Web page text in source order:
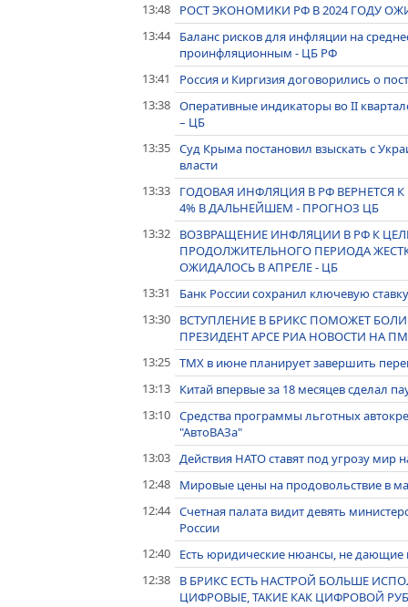
13:48
РОСТ ЭКОНОМИКИ РФ В 2024 ГОДУ
13:44
Баланс рисков для инфляции на
проинфляционным - ЦБ РФ
13:41
Россия и Киргизия договорились о
13:38 Оперативные индикаторы во II
– ЦБ
13:35 Суд Крыма постановил взыскать с
власти
13:33
ГОДОВАЯ ИНФЛЯЦИЯ В РФ ВЕРНЕТСЯ
4% В ДАЛЬНЕЙШЕМ - ПРОГНОЗ ЦБ
13:32
ВОЗВРАЩЕНИЕ ИНФЛЯЦИИ В РФ К
ПРОДОЛЖИТЕЛЬНОГО ПЕРИОДА
ОЖИДАЛОСЬ В АПРЕЛЕ - ЦБ
13:31
Банк России сохранил ключевую
13:30
ВСТУПЛЕНИЕ В БРИКС ПОМОЖЕТ
ПРЕЗИДЕНТ АРСЕ РИА НОВОСТИ НА
13:25 ТМХ в июне планирует завершить
13:13
Китай впервые за 18 месяцев сделал
13:10 Средства программы льготных
"АвтоВАЗа"
13:03 Действия НАТО ставят под угрозу мир
12:48
Мировые цены на продовольствие в
12:44 Счетная палата видит девять
России
12:40
Есть юридические нюансы, не дающие
12:38
В БРИКС ЕСТЬ НАСТРОЙ БОЛЬШЕ
ЦИФРОВЫЕ, ТАКИЕ КАК ЦИФРОВОЙ